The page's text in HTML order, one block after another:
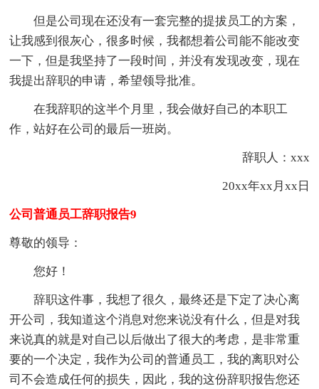
但是公司现在还没有一套完整的提拔员工的方案，
让我感到很灰心，很多时候，我都想着公司能不能改变
一下，但是我坚持了一段时间，并没有发现改变，现在
我提出辞职的申请，希望领导批准。
在我辞职的这半个月里，我会做好自己的本职工
作，站好在公司的最后一班岗。
辞职人：xxx
20xx年xx月xx日
公司普通员工辞职报告9
尊敬的领导：
您好！
辞职这件事，我想了很久，最终还是下定了决心离
开公司，我知道这个消息对您来说没有什么，但是对我
来说真的就是对自己以后做出了很大的考虑，是非常重
要的一个决定，我作为公司的普通员工，我的离职对公
司不会造成任何的损失，因此，我的这份辞职报告您还